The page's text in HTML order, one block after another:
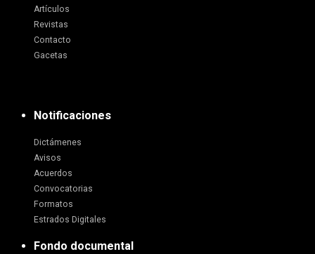
Artículos
Revistas
Contacto
Gacetas
Notificaciones
Dictámenes
Avisos
Acuerdos
Convocatorias
Formatos
Estrados Digitales
Fondo documental